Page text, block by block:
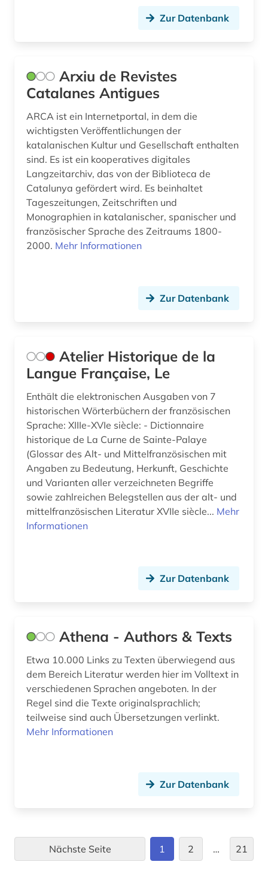
katalonien (2)
kinderliteratur (2)
kirchenlatein (1)
klassische philologie (1)
kommunikation (1)
komödie (1)
konkordanz (3)
korpus (5)
korpus (8)
korpus <linguistik> (2)
kreolen (1)
kritische ausgabe (2)
kulturgeschichte (1)
kulturwissenschaften (54)
kunst (4)
ladinisch (1)
Zur Datenbank
Arxiu de Revistes
Catalanes Antigues
ARCA ist ein Internetportal, in dem die
wichtigsten Veröffentlichungen der
katalanischen Kultur und Gesellschaft enthalten
sind. Es ist ein kooperatives digitales
Langzeitarchiv, das von der Biblioteca de
Catalunya gefördert wird. Es beinhaltet
Tageszeitungen, Zeitschriften und
Monographien in katalanischer, spanischer und
französischer Sprache des Zeitraums 1800-
2000. Mehr Informationen
Zur Datenbank
Atelier Historique de la
Langue Française, Le
Enthält die elektronischen Ausgaben von 7
historischen Wörterbüchern der französischen
Sprache: XIIIe-XVIe siècle: - Dictionnaire
historique de La Curne de Sainte-Palaye
(Glossar des Alt- und Mittelfranzösischen mit
Angaben zu Bedeutung, Herkunft, Geschichte
und Varianten aller verzeichneten Begriffe
sowie zahlreichen Belegstellen aus der alt- und
mittelfranzösischen Literatur XVIIe siècle... Mehr
Informationen
Zur Datenbank
Athena - Authors & Texts
Etwa 10.000 Links zu Texten überwiegend aus
dem Bereich Literatur werden hier im Volltext in
verschiedenen Sprachen angeboten. In der
Regel sind die Texte originalsprachlich;
teilweise sind auch Übersetzungen verlinkt.
Mehr Informationen
Zur Datenbank
Nächste Seite 1 2 … 21